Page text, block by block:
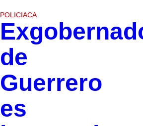
POLICIACA
de
Guerrero
es